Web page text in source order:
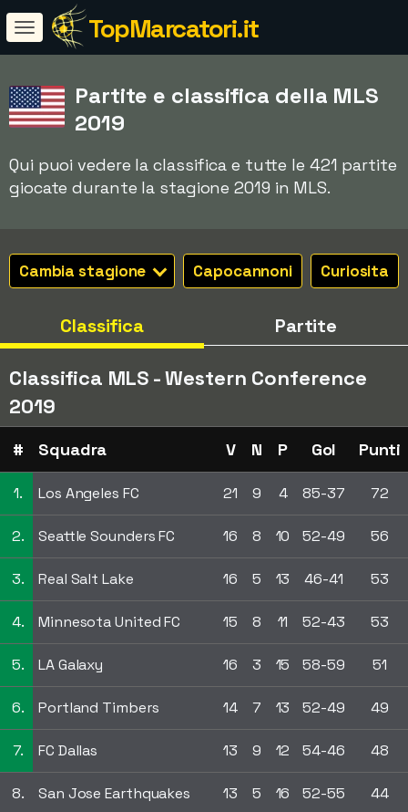
TopMarcatori.it
Partite e classifica della MLS
2019
Qui puoi vedere la classifica e tutte le 421 partite
giocate durante la stagione 2019 in MLS.
Cambia stagione Capocannoni Curiosita
Classifica Partite
Classifica MLS - Western Conference
2019
# Squadra V N P Gol Punti
1. Los Angeles FC 21 9 4 85-37 72
2. Seattle Sounders FC 16 8 10 52-49 56
3. Real Salt Lake 16 5 13 46-41 53
4. Minnesota United FC 15 8 11 52-43 53
5. LA Galaxy 16 3 15 58-59 51
6. Portland Timbers 14 7 13 52-49 49
7. FC Dallas 13 9 12 54-46 48
8. San Jose Earthquakes 13 5 16 52-55 44